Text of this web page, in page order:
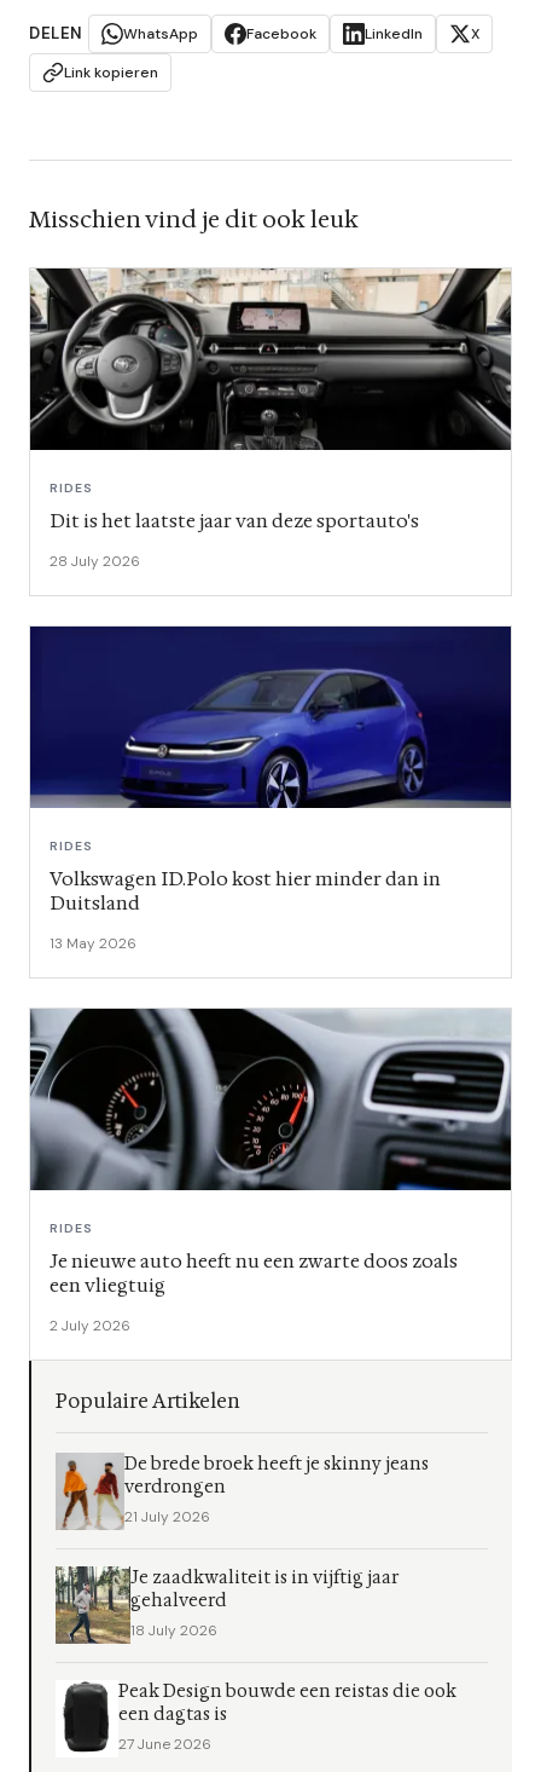
DELEN WhatsApp Facebook LinkedIn
X
Link kopieren
Misschien vind je dit ook leuk
RIDES
Dit is het laatste jaar van deze sportauto's
28 July 2026
RIDES
Volkswagen ID.Polo kost hier minder dan in
Duitsland
13 May 2026
RIDES
Je nieuwe auto heeft nu een zwarte doos zoals
een vliegtuig
2 July 2026
Populaire Artikelen
De brede broek heeft je skinny jeans
verdrongen
21 July 2026
Je zaadkwaliteit is in vijftig jaar
gehalveerd
18 July 2026
Peak Design bouwde een reistas die ook
een dagtas is
27 June 2026